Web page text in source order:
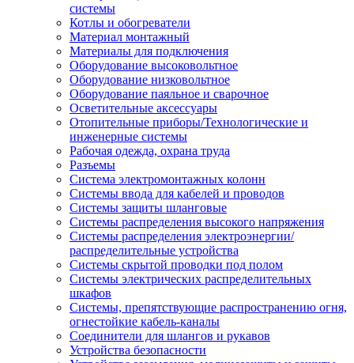
системы
Котлы и обогреватели
Материал монтажный
Материалы для подключения
Оборудование высоковольтное
Оборудование низковольтное
Оборудование паяльное и сварочное
Осветительные аксессуары
Отопительные приборы/Технологические и
инженерные системы
Рабочая одежда, охрана труда
Разъемы
Система электромонтажных колонн
Системы ввода для кабелей и проводов
Системы защиты шланговые
Системы распределения высокого напряжения
Системы распределения электроэнергии/
распределительные устройства
Системы скрытой проводки под полом
Системы электрических распределительных
шкафов
Системы, препятствующие распространению огня,
огнестойкие кабель-каналы
Соединители для шлангов и рукавов
Устройства безопасности